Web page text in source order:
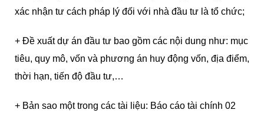
xác nhận tư cách pháp lý đối với nhà đầu tư là tổ chức;
+ Đề xuất dự án đầu tư bao gồm các nội dung như: mục
tiêu, quy mô, vốn và phương án huy động vốn, địa điểm,
thời hạn, tiến độ đầu tư,…
+ Bản sao một trong các tài liệu: Báo cáo tài chính 02